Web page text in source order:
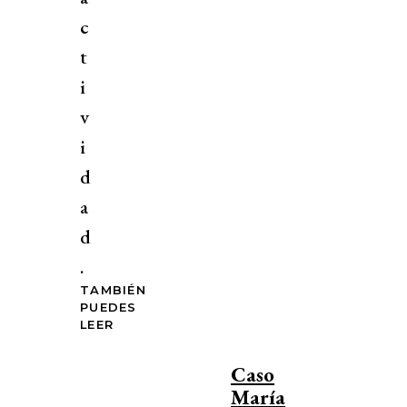
c
t
i
v
i
d
a
d
.
TAMBIÉN
PUEDES
LEER
Caso
María